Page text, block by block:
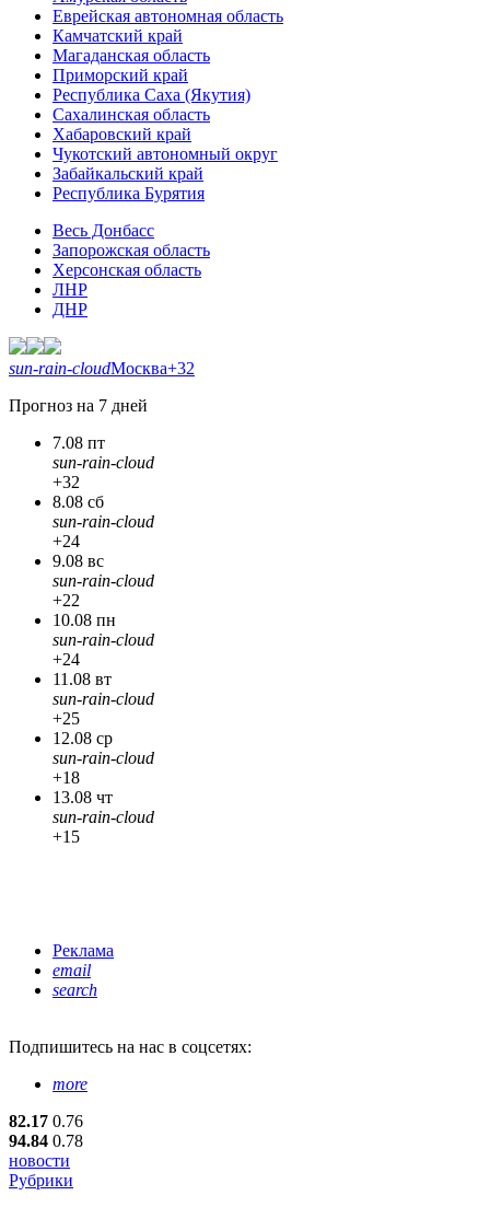
Еврейская автономная область
Камчатский край
Магаданская область
Приморский край
Республика Саха (Якутия)
Сахалинская область
Хабаровский край
Чукотский автономный округ
Забайкальский край
Республика Бурятия
Весь Донбасс
Запорожская область
Херсонская область
ЛНР
ДНР
sun-rain-cloudМосква+32
Прогноз на 7 дней
7.08 пт
sun-rain-cloud
+32
8.08 сб
sun-rain-cloud
+24
9.08 вс
sun-rain-cloud
+22
10.08 пн
sun-rain-cloud
+24
11.08 вт
sun-rain-cloud
+25
12.08 ср
sun-rain-cloud
+18
13.08 чт
sun-rain-cloud
+15
Реклама
email
search
Подпишитесь на нас в соцсетях:
more
82.17 0.76
94.84 0.78
новости
Рубрики